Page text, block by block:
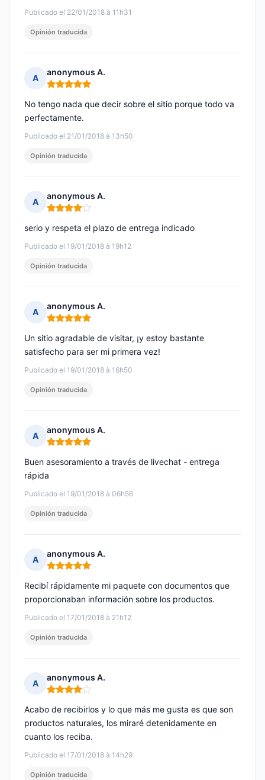
Publicado el 22/01/2018 à 11h31
Opinión traducida
A
anonymous A.
Nota: 5 de 5
Publicado el 21/01/2018 à 13h50
No tengo nada que decir sobre el sitio porque todo va
perfectamente.
Opinión traducida
A
anonymous A.
Nota: 4 de 5
Publicado el 19/01/2018 à 19h12
serio y respeta el plazo de entrega indicado
Opinión traducida
A
anonymous A.
Nota: 5 de 5
Publicado el 19/01/2018 à 16h50
Un sitio agradable de visitar, ¡y estoy bastante
satisfecho para ser mi primera vez!
Opinión traducida
A
anonymous A.
Nota: 5 de 5
Publicado el 19/01/2018 à 06h56
Buen asesoramiento a través de livechat - entrega
rápida
Opinión traducida
A
anonymous A.
Nota: 5 de 5
Publicado el 17/01/2018 à 21h12
Recibí rápidamente mi paquete con documentos que
proporcionaban información sobre los productos.
Opinión traducida
A
anonymous A.
Nota: 4 de 5
Publicado el 17/01/2018 à 14h29
Acabo de recibirlos y lo que más me gusta es que son
productos naturales, los miraré detenidamente en
cuanto los reciba.
Opinión traducida